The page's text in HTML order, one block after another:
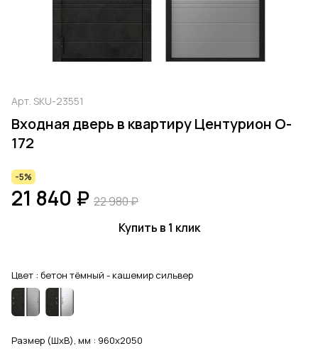
Арт. SKU-23551
Входная дверь в квартиру Центурион O-
172
-5%
21 840 ₽ 22 980 ₽
Купить в 1 клик
Цвет : бетон тёмный - кашемир сильвер
Размер (ШхВ), мм : 960x2050